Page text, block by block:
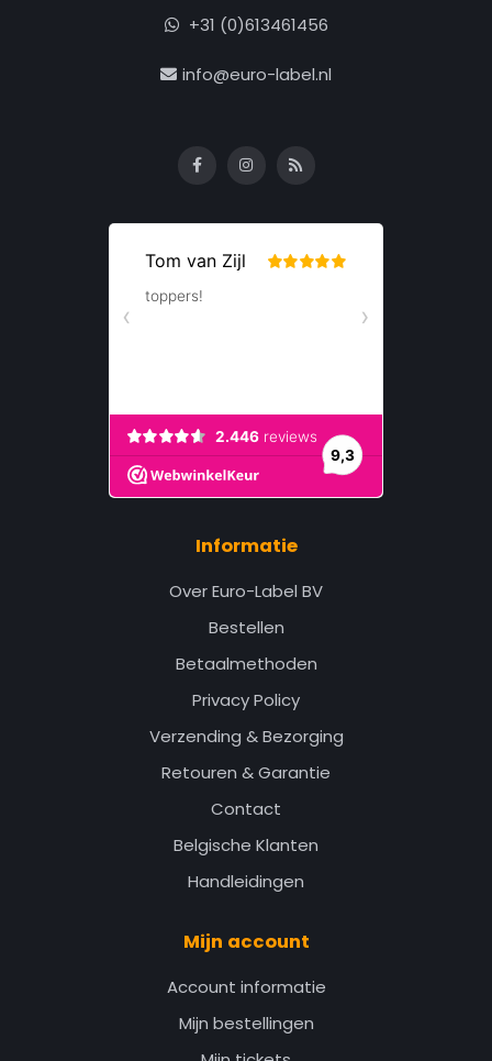
+31 (0)613461456
info@euro-label.nl
Informatie
Over Euro-Label BV
Bestellen
Betaalmethoden
Privacy Policy
Verzending & Bezorging
Retouren & Garantie
Contact
Belgische Klanten
Handleidingen
Mijn account
Account informatie
Mijn bestellingen